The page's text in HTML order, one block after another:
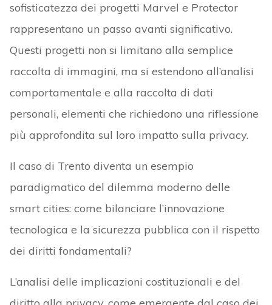
sofisticatezza dei progetti Marvel e Protector
rappresentano un passo avanti significativo.
Questi progetti non si limitano alla semplice
raccolta di immagini, ma si estendono all’analisi
comportamentale e alla raccolta di dati
personali, elementi che richiedono una riflessione
più approfondita sul loro impatto sulla privacy.
Il caso di Trento diventa un esempio
paradigmatico del dilemma moderno delle
smart cities: come bilanciare l’innovazione
tecnologica e la sicurezza pubblica con il rispetto
dei diritti fondamentali?
L’analisi delle implicazioni costituzionali e del